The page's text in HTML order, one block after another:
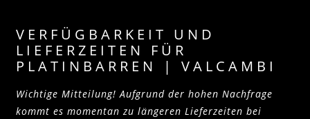
VERFÜGBARKEIT UND
LIEFERZEITEN FÜR
PLATINBARREN | VALCAMBI
Wichtige Mitteilung! Aufgrund der hohen Nachfrage
kommt es momentan zu längeren Lieferzeiten bei